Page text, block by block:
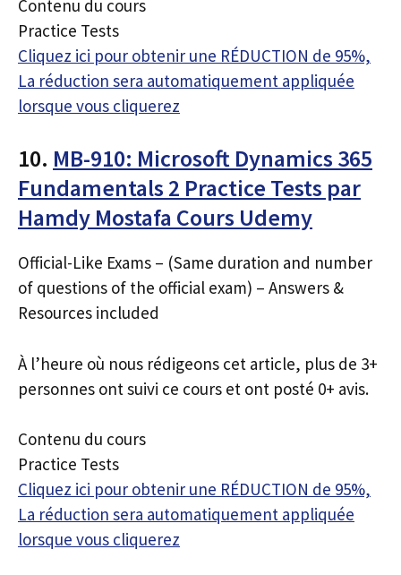
Contenu du cours
Practice Tests
Cliquez ici pour obtenir une RÉDUCTION de 95%,
La réduction sera automatiquement appliquée
lorsque vous cliquerez
10. MB-910: Microsoft Dynamics 365
Fundamentals 2 Practice Tests par
Hamdy Mostafa Cours Udemy
Official-Like Exams – (Same duration and number
of questions of the official exam) – Answers &
Resources included
À l’heure où nous rédigeons cet article, plus de 3+
personnes ont suivi ce cours et ont posté 0+ avis.
Contenu du cours
Practice Tests
Cliquez ici pour obtenir une RÉDUCTION de 95%,
La réduction sera automatiquement appliquée
lorsque vous cliquerez